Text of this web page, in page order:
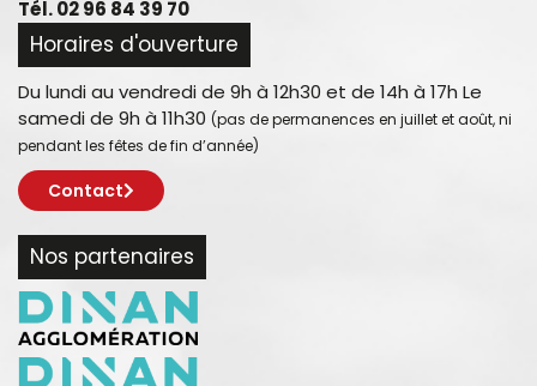
Tél. 02 96 84 39 70
Horaires d'ouverture
Du lundi au vendredi de 9h à 12h30 et de 14h à 17h Le
samedi de 9h à 11h30 (pas de permanences en juillet et août, ni
pendant les fêtes de fin d’année)
Contact
Nos partenaires